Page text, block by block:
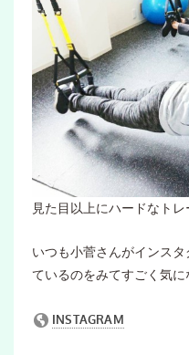
見た目以上にハードなトレ
いつも小菅さんがインス
ているのをみてすごく気に